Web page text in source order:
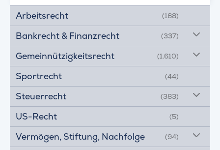
Arbeitsrecht (168)
Bankrecht & Finanzrecht (337)
Gemeinnützigkeitsrecht (1.610)
Sportrecht (44)
Steuerrecht (383)
US-Recht (5)
Vermögen, Stiftung, Nachfolge (94)